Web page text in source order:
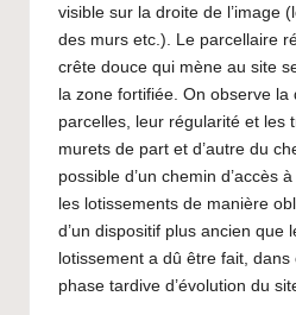
visible sur la droite de l’image
des murs etc.). Le parcellaire
crête douce qui mène au site
la zone fortifiée. On observe
parcelles, leur régularité et les
murets de part et d’autre du
possible d’un chemin d’accès
les lotissements de manière
d’un dispositif plus ancien que
lotissement a dû être fait, dans
phase tardive d’évolution du